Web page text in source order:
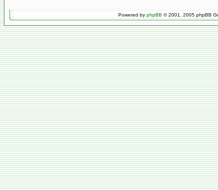
Powered by phpBB © 2001, 2005 phpBB